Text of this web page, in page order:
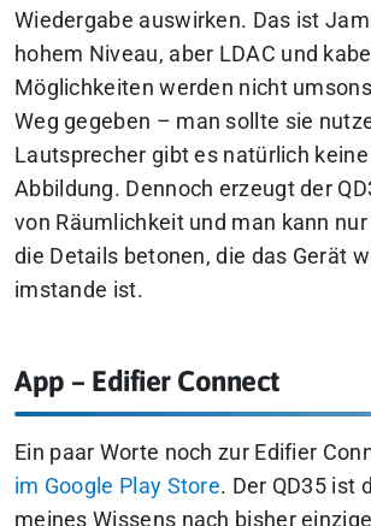
Wiedergabe auswirken. Das ist
hohem Niveau, aber LDAC und
Möglichkeiten werden nicht
Weg gegeben – man sollte sie
Lautsprecher gibt es natürlich
Abbildung. Dennoch erzeugt der
von Räumlichkeit und man kann
die Details betonen, die das Gerät
imstande ist.
App – Edifier Connect
Ein paar Worte noch zur Edifier
im Google Play Store. Der QD35 ist
meines Wissens nach bisher